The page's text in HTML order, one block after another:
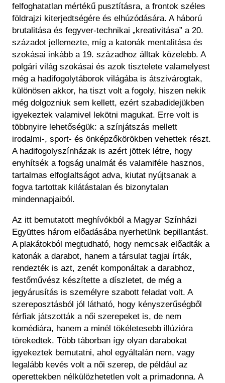
felfoghatatlan mértékű pusztításra, a frontok széles
földrajzi kiterjedtségére és elhúzódására. A háború
brutalitása és fegyver-technikai „kreativitása” a 20.
századot jellemezte, míg a katonák mentalitása és
szokásai inkább a 19. századhoz álltak közelebb. A
polgári világ szokásai és azok tisztelete valamelyest
még a hadifogolytáborok világába is átszivárogtak,
különösen akkor, ha tiszt volt a fogoly, hiszen nekik
még dolgozniuk sem kellett, ezért szabadidejükben
igyekeztek valamivel lekötni magukat. Erre volt is
többnyire lehetőségük: a színjátszás mellett
irodalmi-, sport- és önképzőkörökben vehettek részt.
A hadifogolyszínházak is azért jöttek létre, hogy
enyhítsék a fogság unalmát és valamiféle hasznos,
tartalmas elfoglaltságot adva, kiutat nyújtsanak a
fogva tartottak kilátástalan és bizonytalan
mindennapjaiból.
Az itt bemutatott meghívókból a Magyar Színházi
Együttes három előadásába nyerhetünk bepillantást.
A plakátokból megtudható, hogy nemcsak előadták a
katonák a darabot, hanem a társulat tagjai írták,
rendezték is azt, zenét komponáltak a darabhoz,
festőművész készítette a díszletet, de még a
jegyárusítás is személyre szabott feladat volt. A
szereposztásból jól látható, hogy kényszerűségből
férfiak játszották a női szerepeket is, de nem
komédiára, hanem a minél tökéletesebb illúzióra
törekedtek. Több táborban így olyan darabokat
igyekeztek bemutatni, ahol egyáltalán nem, vagy
legalább kevés volt a női szerep, de például az
operettekben nélkülözhetetlen volt a primadonna. A